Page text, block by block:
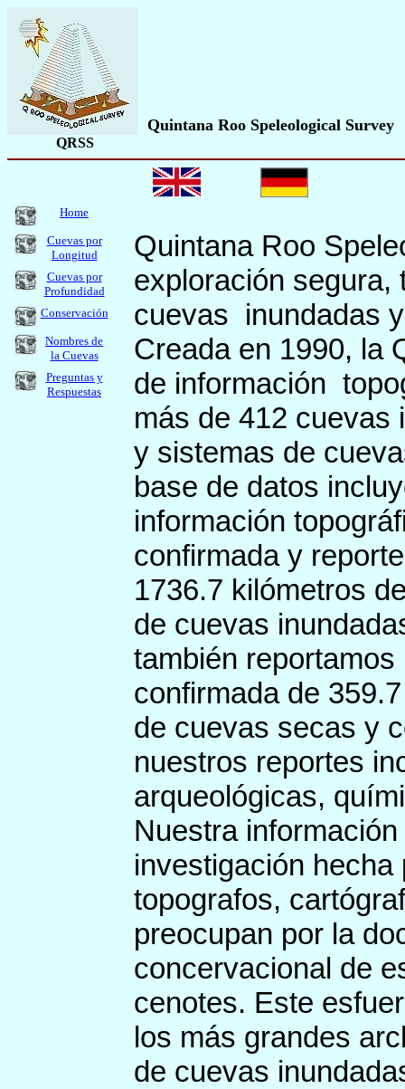
Quintana Roo Speleological Survey
QRSS
Home
Cuevas por
Longitud
Cuevas por
Profundidad
Conservación
Nombres de
la Cuevas
Preguntas y
Respuestas
Quintana Roo
exploración
cuevas inundadas
Creada en 1990, la
de información
más de 412 cuevas
y sistemas de
base de datos
información
confirmada y
1736.7 kilómetros
de cuevas
también reportamos
confirmada de 359.7
de cuevas secas y
nuestros reportes
arqueológicas,
Nuestra
investigación
topografos,
preocupan por la
concervacional de
cenotes. Este
los más grandes
de cuevas